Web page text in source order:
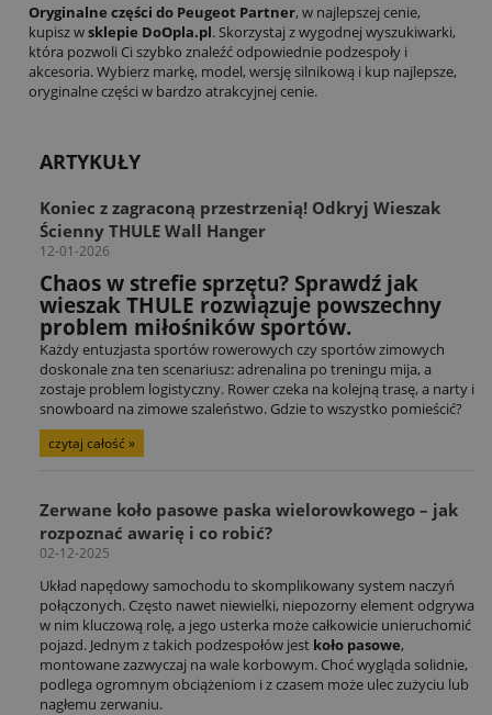
Oryginalne części do Peugeot Partner, w najlepszej cenie,
kupisz wsklepie DoOpla.pl. Skorzystaj z wygodnej wyszukiwarki,
która pozwoli Ci szybko znaleźć odpowiednie podzespoły i
akcesoria. Wybierz markę, model, wersję silnikową i kup najlepsze,
oryginalne części w bardzo atrakcyjnej cenie.
ARTYKUŁY
Koniec z zagraconą przestrzenią! Odkryj Wieszak
Ścienny THULE Wall Hanger
12-01-2026
Chaos w strefie sprzętu? Sprawdź jak
wieszak THULE rozwiązuje powszechny
problem miłośników sportów.
Każdy entuzjasta sportów rowerowych czy sportów zimowych
doskonale zna ten scenariusz: adrenalina po treningu mija, a
zostaje problem logistyczny. Rower czeka na kolejną trasę, a narty i
snowboard na zimowe szaleństwo. Gdzie to wszystko pomieścić?
czytaj całość »
Zerwane koło pasowe paska wielorowkowego – jak
rozpoznać awarię i co robić?
02-12-2025
Układ napędowy samochodu to skomplikowany system naczyń
połączonych. Często nawet niewielki, niepozorny element odgrywa
w nim kluczową rolę, a jego usterka może całkowicie unieruchomić
pojazd. Jednym z takich podzespołów jest koło pasowe,
montowane zazwyczaj na wale korbowym. Choć wygląda solidnie,
podlega ogromnym obciążeniom i z czasem może ulec zużyciu lub
nagłemu zerwaniu.